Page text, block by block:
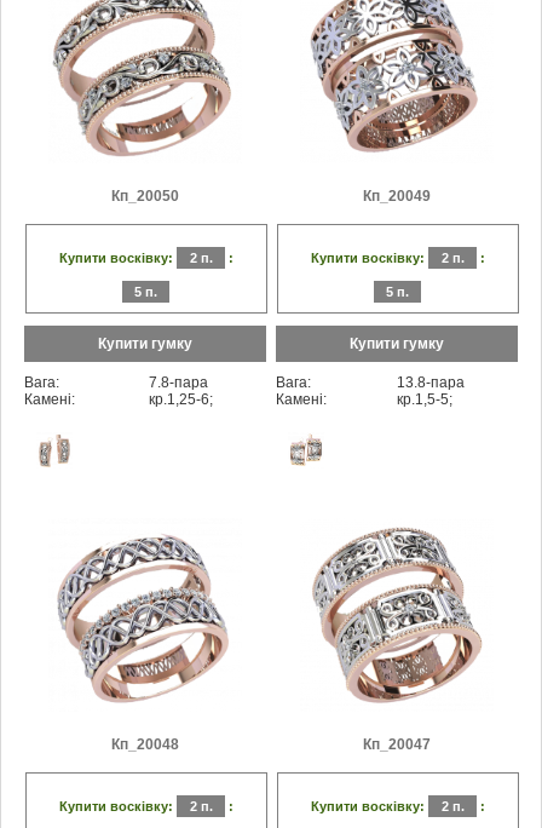
Кп_20050
Купити восківку: 2 п. :
5 п.
Купити гумку
Вага:
7.8-пара
Камені:
кр.1,25-6;
Кп_20049
Купити восківку: 2 п. :
5 п.
Купити гумку
Вага:
13.8-пара
Камені:
кр.1,5-5;
Кп_20048
Купити восківку: 2 п. :
Кп_20047
Купити восківку: 2 п. :